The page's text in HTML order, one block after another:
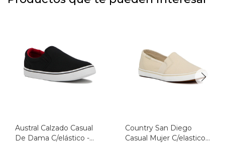
Austral Calzado Casual
De Dama C/elástico -
Country San Diego
Casual Mujer C/elastico -